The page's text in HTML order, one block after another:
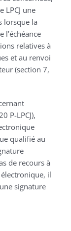
LPCJ une
lorsque la
l’échéance
relatives à
et au renvoi
(section 7,
P-LPCJ),
qualifié au
de recours à
il
signature